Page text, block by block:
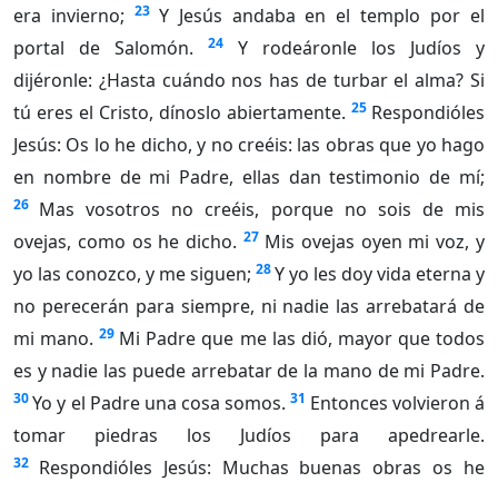
era invierno; 23 Y Jesús andaba en el templo por el
portal de Salomón.
24
Y rodeáronle los Judíos y
dijéronle: ¿Hasta cuándo nos has de turbar el alma? Si
tú eres el Cristo, dínoslo abiertamente. 25 Respondióles
Jesús: Os lo he dicho, y no creéis: las obras que yo hago
en nombre de mi Padre, ellas dan testimonio de mí;
26 Mas vosotros no creéis, porque no sois de mis
ovejas, como os he dicho. 27 Mis ovejas oyen mi voz, y
yo las conozco, y me siguen; 28Y yo les doy vida eterna y
no perecerán para siempre, ni nadie las arrebatará de
mi mano. 29 Mi Padre que me las dió, mayor que todos
es y nadie las puede arrebatar de la mano de mi Padre.
30Yo y el Padre una cosa somos. 31 Entonces volvieron á
tomar piedras los Judíos para apedrearle.
32 Respondióles Jesús: Muchas buenas obras os he